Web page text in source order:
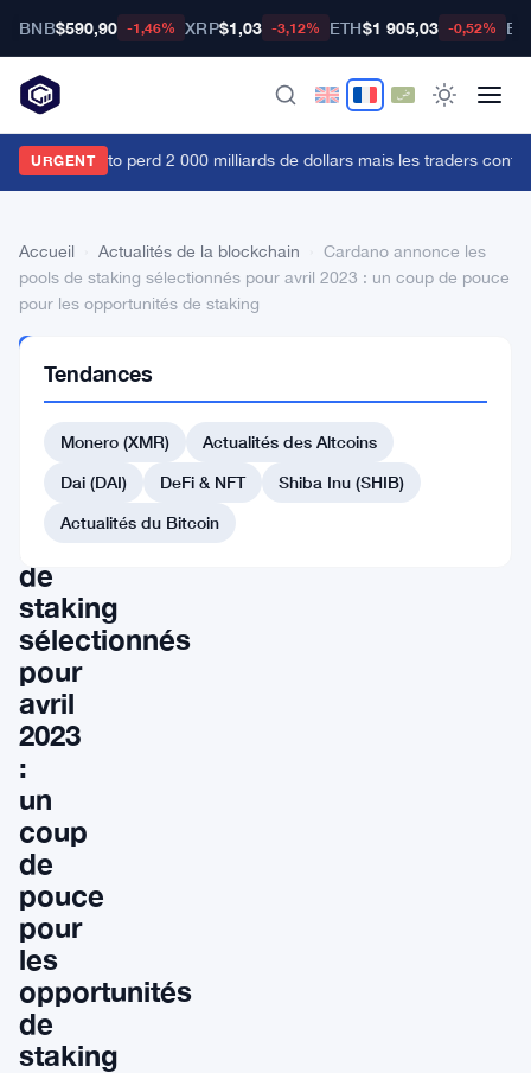
BNB$590,90 -1,46% XRP$1,03 -3,12% ETH$1 905,03 -0,52%
URGENT
marché crypto perd 2 000 milliards de dollars mais les traders
Accueil Actualités de la blockchain
Cardano annonce les
pools de staking sélectionnés pour avril 2023 : un coup de pouce
pour les opportunités de staking
DE LA
BLOCKCHAIN
Cardano
annonce
de
staking
sélectionnés
pour
avril
2023
:
un
coup
de
pouce
pour
les
opportunités
de
staking
Tendances
Monero (XMR)
Actualités des Altcoins
Dai (DAI)
DeFi & NFT
Shiba Inu (SHIB)
Actualités du Bitcoin